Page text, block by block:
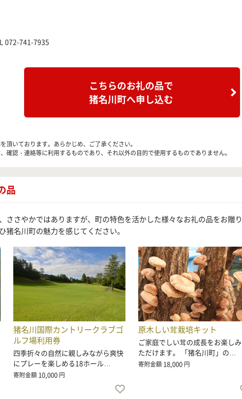
072-741-7935
こちらのお礼の品で
猪名川町へ申し込む
頂いております。あらかじめ、ご了承ください。
確認・連絡等に利用するものであり、それ以外の目的で使用するものでありません。
品
ささやかではありますが、町の特色を活かした様々なお礼の品をお贈
名川町の魅力を感じてください。
猪名川国際カントリークラブゴ
ルフ場利用券
四季折々の自然に親しみながら爽快
にプレーを楽しめる18ホール…
寄附金額 10,000 円
原木しい茸栽培キット
ご家庭でしい茸の成長をお楽し
ただけます。 「猪名川町」の…
寄附金額 18,000 円